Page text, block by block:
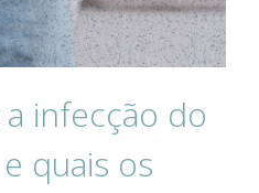
infecção do
quais os